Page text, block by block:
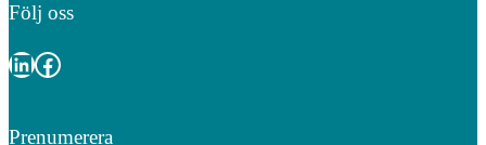
Följ oss
LinkedIn Facebook
Prenumerera